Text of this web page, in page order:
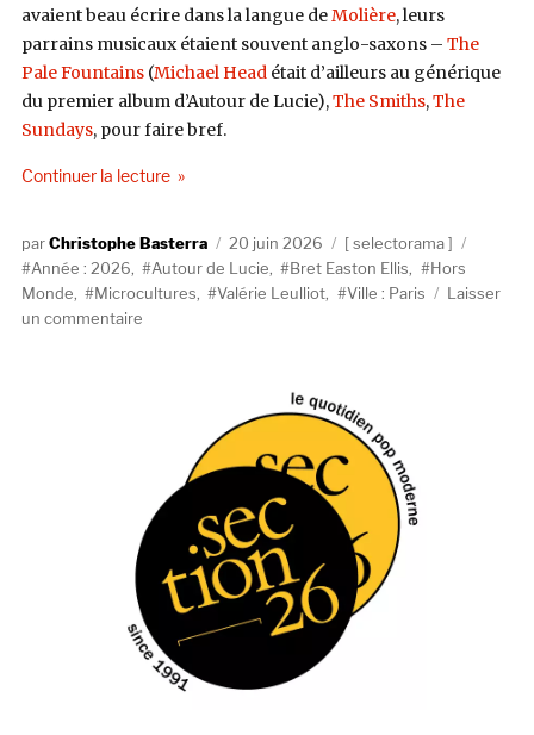
avaient beau écrire dans la langue deMolière, leurs
parrains musicaux étaient souvent anglo-saxons – The
Pale Fountains(Michael Headétait d’ailleurs au générique
du premier album d’Autour de Lucie),The Smiths,The
Sundays, pour faire bref.
Continuer la lecturede « SELECTORAMA : AUTOUR DE LUCIE »
AuteurChristophe Basterra
Publié
le
20 juin 2026 Catégories
selectorama
Année : 2026, Autour de Lucie, Bret Easton Ellis,
Hors
Monde, Microcultures, Valérie Leulliot, Ville : Paris
Laisser
un commentairesur